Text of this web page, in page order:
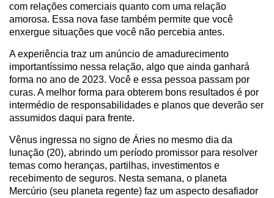
com relações comerciais quanto com uma relação
amorosa. Essa nova fase também permite que você
enxergue situações que você não percebia antes.
A experiência traz um anúncio de amadurecimento
importantíssimo nessa relação, algo que ainda ganhará
forma no ano de 2023. Você e essa pessoa passam por
curas. A melhor forma para obterem bons resultados é por
intermédio de responsabilidades e planos que deverão ser
assumidos daqui para frente.
Vênus ingressa no signo de Áries no mesmo dia da
lunação (20), abrindo um período promissor para resolver
temas como heranças, partilhas, investimentos e
recebimento de seguros. Nesta semana, o planeta
Mercúrio (seu planeta regente) faz um aspecto desafiador